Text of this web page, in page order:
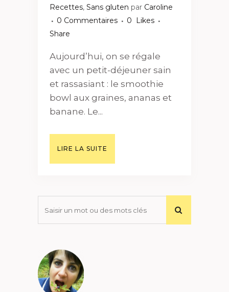
Recettes, Sans gluten par Caroline
0 Commentaires
0
Likes
Share
Aujourd’hui, on se régale
avec un petit-déjeuner sain
et rassasiant : le smoothie
bowl aux graines, ananas et
banane. Le...
LIRE LA SUITE